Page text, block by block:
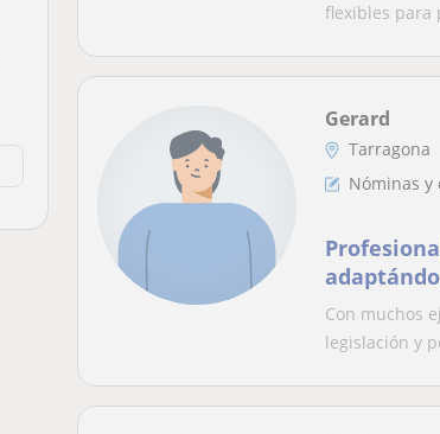
flexibles para
Gerard
Tarragona
Nóminas y
Con muchos
legislación y